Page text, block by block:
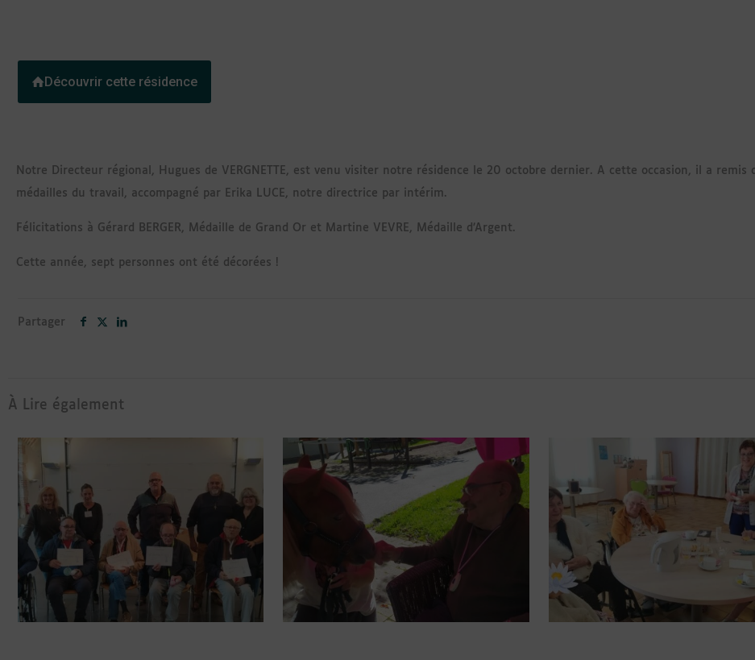
Découvrir cette résidence
Notre Directeur régional, Hugues de VERGNETTE, est venu visiter notre résidence le 20 octobre dernier. A cette occasion, il a remis
médailles du travail, accompagné par Erika LUCE, notre directrice par intérim.
Félicitations à Gérard BERGER, Médaille de Grand Or et Martine VEVRE, Médaille d’Argent.
Cette année, sept personnes ont été décorées !
Partager
À Lire également